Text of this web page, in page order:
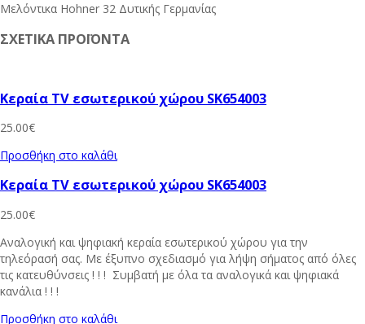
Μελόντικα Hohner 32 Δυτικής Γερμανίας
ΣΧΕΤΙΚΑ ΠΡΟΪΟΝΤΑ
Κεραία TV εσωτερικού χώρου SK654003
25.00€
Προσθήκη στο καλάθι
Κεραία TV εσωτερικού χώρου SK654003
25.00€
Αναλογική και ψηφιακή κεραία εσωτερικού χώρου για την
τηλεόρασή σας. Με έξυπνο σχεδιασμό για λήψη σήματος από όλες
τις κατευθύνσεις ! ! ! Συμβατή με όλα τα αναλογικά και ψηφιακά
κανάλια ! ! !
Προσθήκη στο καλάθι